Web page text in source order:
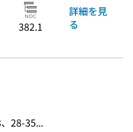
382.1
詳細を見
る
28-35...